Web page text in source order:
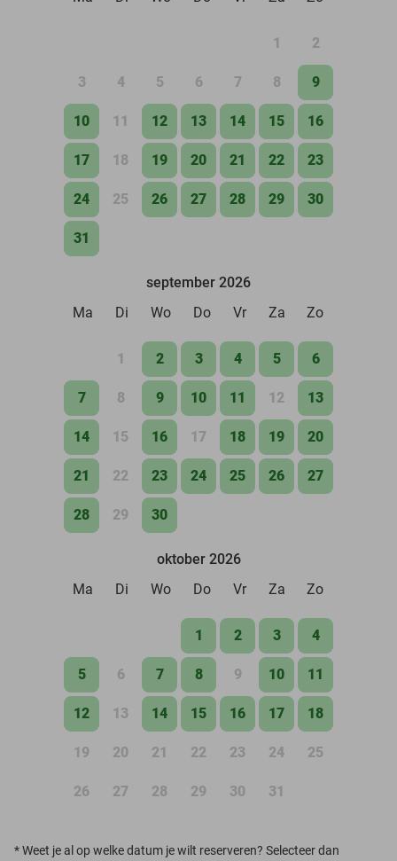
1 2
3 4 5 6 7 8 9
10 11 12 13 14 15 16
17 18 19 20 21 22 23
24 25 26 27 28 29 30
31
september 2026
Ma
Di Wo Do Vr Za Zo
1 2 3 4 5 6
7 8 9 10 11 12 13
14 15 16 17 18 19 20
21 22 23 24 25 26 27
28 29 30
oktober 2026
Ma
Di Wo Do Vr Za Zo
1 2 3 4
5 6 7 8 9 10 11
12 13 14 15 16 17 18
19 20 21 22 23 24 25
26 27 28 29 30 31
*Weet je al op welke datum je wilt reserveren? Selecteer dan